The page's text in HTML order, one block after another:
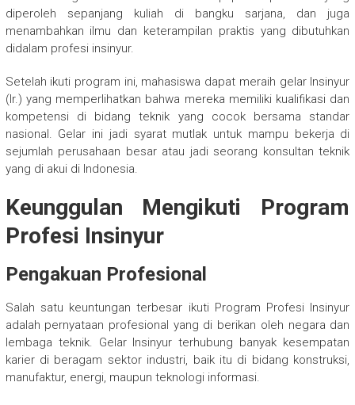
diperoleh sepanjang kuliah di bangku sarjana, dan juga
menambahkan ilmu dan keterampilan praktis yang dibutuhkan
didalam profesi insinyur.
Setelah ikuti program ini, mahasiswa dapat meraih gelar Insinyur
(Ir.) yang memperlihatkan bahwa mereka memiliki kualifikasi dan
kompetensi di bidang teknik yang cocok bersama standar
nasional. Gelar ini jadi syarat mutlak untuk mampu bekerja di
sejumlah perusahaan besar atau jadi seorang konsultan teknik
yang di akui di Indonesia.
Keunggulan Mengikuti Program
Profesi Insinyur
Pengakuan Profesional
Salah satu keuntungan terbesar ikuti Program Profesi Insinyur
adalah pernyataan profesional yang di berikan oleh negara dan
lembaga teknik. Gelar Insinyur terhubung banyak kesempatan
karier di beragam sektor industri, baik itu di bidang konstruksi,
manufaktur, energi, maupun teknologi informasi.